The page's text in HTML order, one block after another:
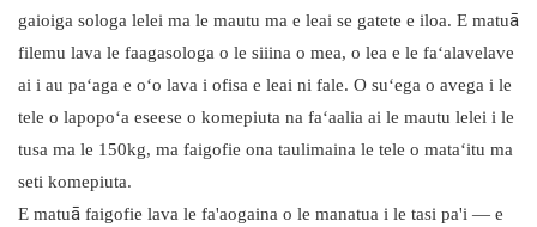
gaioiga sologa lelei ma le mautu ma e leai se gatete e iloa. E matuā
filemu lava le faagasologa o le siiina o mea, o lea e le faʻalavelave
ai i au paʻaga e oʻo lava i ofisa e leai ni fale. O suʻega o avega i le
tele o lapopoʻa eseese o komepiuta na faʻaalia ai le mautu lelei i le
tusa ma le 150kg, ma faigofie ona taulimaina le tele o mataʻitu ma
seti komepiuta.
E matuā faigofie lava le fa'aogaina o le manatua i le tasi pa'i — e